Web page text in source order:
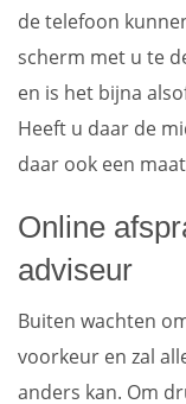
de telefoon
scherm met u te
en is het bijna
Heeft u daar de
daar ook een
Online
adviseur
Buiten wachten
voorkeur en zal
anders kan. Om